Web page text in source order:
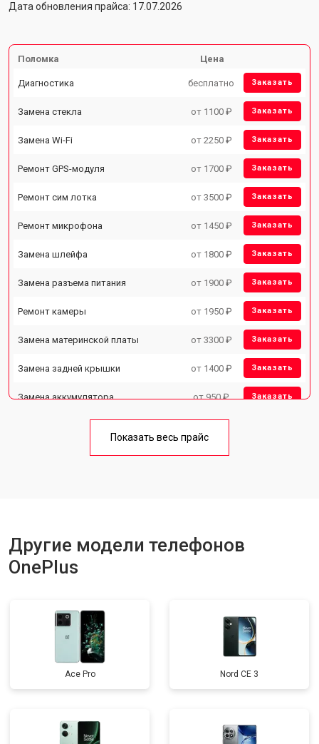
Дата обновления прайса: 17.07.2026
Поломка Цена
Диагностика бесплатно Заказать
Замена стекла от 1100 ₽ Заказать
Замена Wi-Fi от 2250 ₽ Заказать
Ремонт GPS-модуля от 1700 ₽ Заказать
Ремонт сим лотка от 3500 ₽ Заказать
Ремонт микрофона от 1450 ₽ Заказать
Замена шлейфа от 1800 ₽ Заказать
Замена разъема питания от 1900 ₽ Заказать
Ремонт камеры от 1950 ₽ Заказать
Замена материнской платы от 3300 ₽ Заказать
Замена задней крышки от 1400 ₽ Заказать
Замена аккумулятора от 950 ₽ Заказать
Ремонт цепи питания от 3200 ₽
Показать весь прайс
Другие модели телефонов
OnePlus
Ace Pro Nord CE 3